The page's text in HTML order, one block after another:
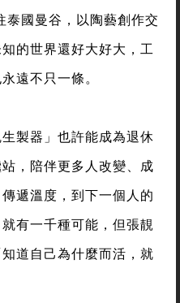
國曼谷，以陶藝創作交
的世界還好大好大，工
遠不只一條。
製器」也許能成為退休
，陪伴更多人改變、成
遞溫度，到下一個人的
有一千種可能，但張靚
道自己為什麼而活，就